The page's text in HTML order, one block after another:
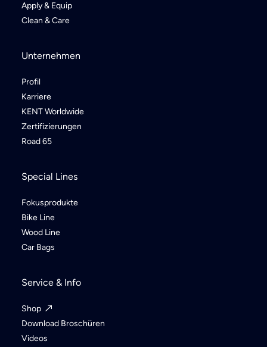
Apply & Equip
Clean & Care
Unternehmen
Profil
Karriere
KENT Worldwide
Zertifizierungen
Road 65
Special Lines
Fokusprodukte
Bike Line
Wood Line
Car Bags
Service & Info
Shop
Download Broschüren
Videos